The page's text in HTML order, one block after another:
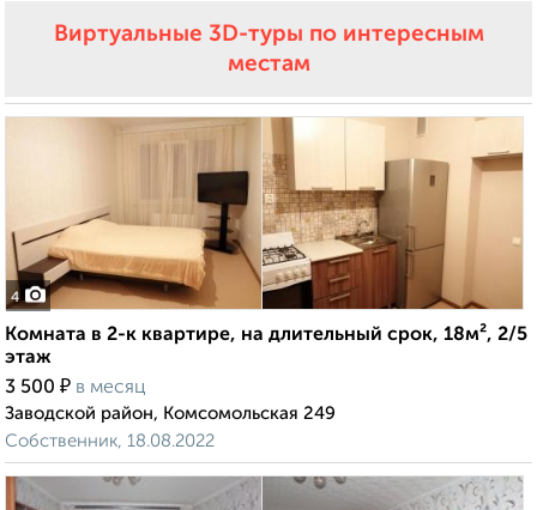
Виртуальные 3D-туры по интересным
местам
4
Комната в 2-к квартире, на длительный срок, 18м², 2/5
этаж
3 500 ₽ в месяц
Заводской район, Комсомольская 249
Собственник, 18.08.2022